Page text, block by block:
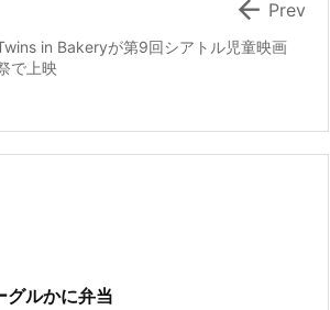
in Bakeryが第9回シアトル児童映画
で上映
 Prev
グルかに弁当